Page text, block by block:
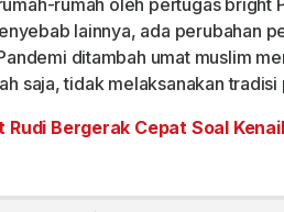
rumah oleh pertugas bright
lainnya, ada perubahan
ditambah umat muslim
saja, tidak melaksanakan
Rudi Bergerak Cepat Soal